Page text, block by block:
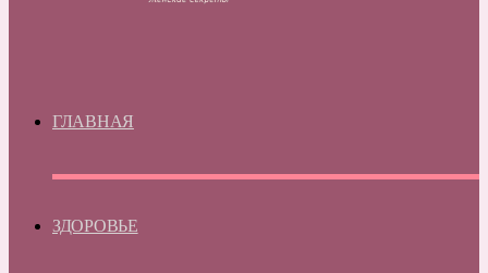
ГЛАВНАЯ
ЗДОРОВЬЕ